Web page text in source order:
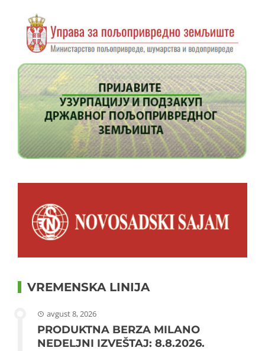
VREMENSKA LINIJA
avgust 8, 2026
PRODUKTNA BERZA MILANO
NEDELJNI IZVEŠTAJ: 8.8.2026.